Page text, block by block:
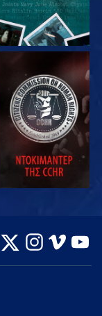
ΠΑΡΑΚΟΛΟΥΘΗΣΤΕ
ΕΞΕΡΕΥΝΗΣΤΕ ΤΗ
ΣΕΙΡΑ